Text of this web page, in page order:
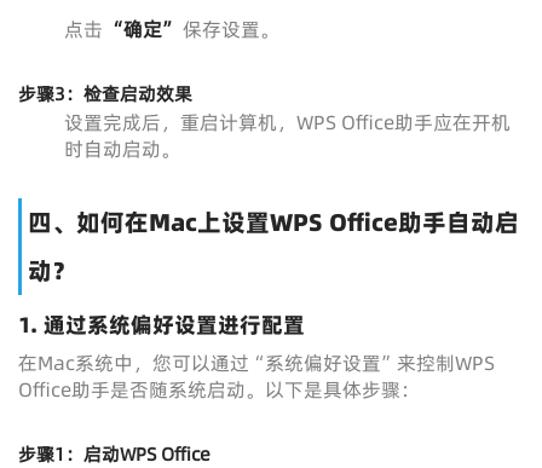
点击 “确定” 保存设置。
步骤3：检查启动效果
设置完成后，重启计算机，WPS Office助手应在开机
时自动启动。
四、如何在Mac上设置WPS Office助手自动启
动？
1. 通过系统偏好设置进行配置
在Mac系统中，您可以通过“系统偏好设置”来控制WPS
Office助手是否随系统启动。以下是具体步骤：
步骤1：启动WPS Office